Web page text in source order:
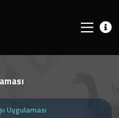
Uygulaması